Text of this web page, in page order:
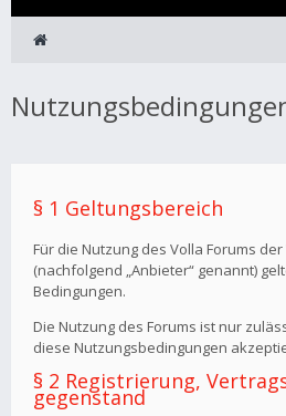
§ 1 Geltungsbereich
Für die Nutzung des Volla Forums
(nachfolgend „Anbieter“ genannt)
Bedingungen.
Die Nutzung des Forums ist nur
diese Nutzungsbedingungen
§ 2 Registrierung,
gegenstand